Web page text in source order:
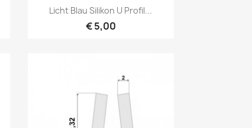
Vorschau
Licht Blau Silikon U Profil...
€ 5,00